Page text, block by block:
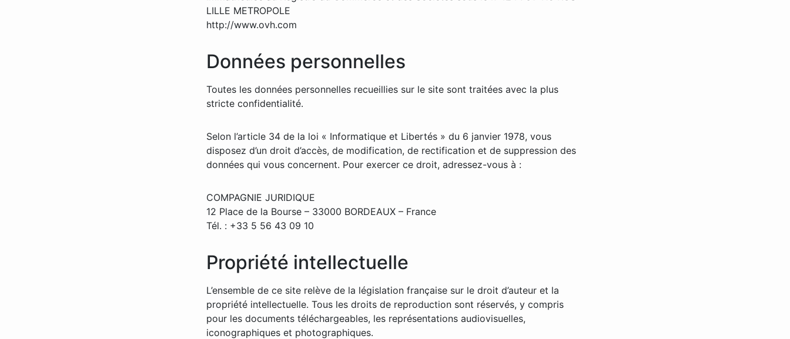
LILLE METROPOLE
http://www.ovh.com
Données personnelles
Toutes les données personnelles recueillies sur le site sont traitées avec la plus
stricte confidentialité.
Selon l’article 34 de la loi « Informatique et Libertés » du 6 janvier 1978, vous
disposez d’un droit d’accès, de modification, de rectification et de suppression des
données qui vous concernent. Pour exercer ce droit, adressez-vous à :
COMPAGNIE JURIDIQUE
12 Place de la Bourse – 33000 BORDEAUX – France
Tél. : +33 5 56 43 09 10
Propriété intellectuelle
L’ensemble de ce site relève de la législation française sur le droit d’auteur et la
propriété intellectuelle. Tous les droits de reproduction sont réservés, y compris
pour les documents téléchargeables, les représentations audiovisuelles,
iconographiques et photographiques.